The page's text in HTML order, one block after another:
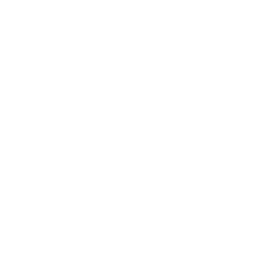
плоттеров.